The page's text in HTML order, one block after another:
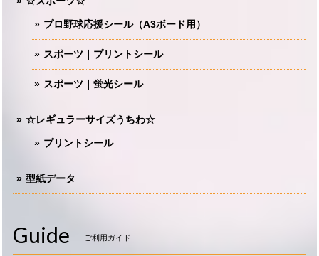
プロ野球応援シール（A3ボード用）
スポーツ｜プリントシール
スポーツ｜蛍光シール
☆レギュラーサイズうちわ☆
プリントシール
型紙データ
Guide ご利用ガイド